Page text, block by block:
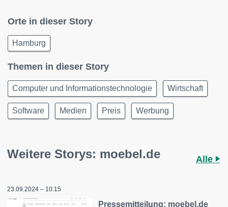
Orte in dieser Story
Hamburg
Themen in dieser Story
Computer und Informationstechnologie Wirtschaft
Software Medien Preis Werbung
Weitere Storys: moebel.de Alle
23.09.2024 – 10:15
Pressemitteilung: moebel.de